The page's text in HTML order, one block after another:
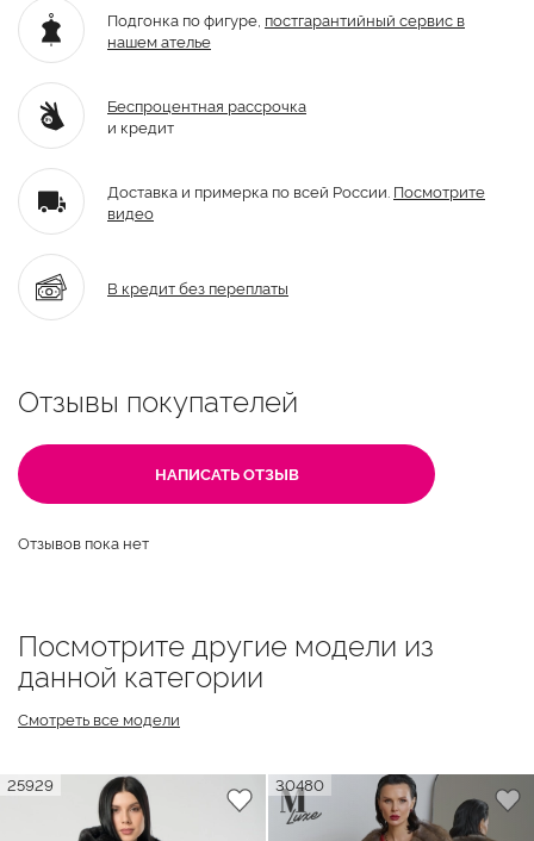
Подгонка по фигуре, постгарантийный сервис в
нашем ателье
Беспроцентная рассрочка
и кредит
Доставка и примерка по всей России. Посмотрите
видео
В кредит без переплаты
Отзывы покупателей
НАПИСАТЬ ОТЗЫВ
Отзывов пока нет
Посмотрите другие модели из
данной категории
Смотреть все модели
25929 30480